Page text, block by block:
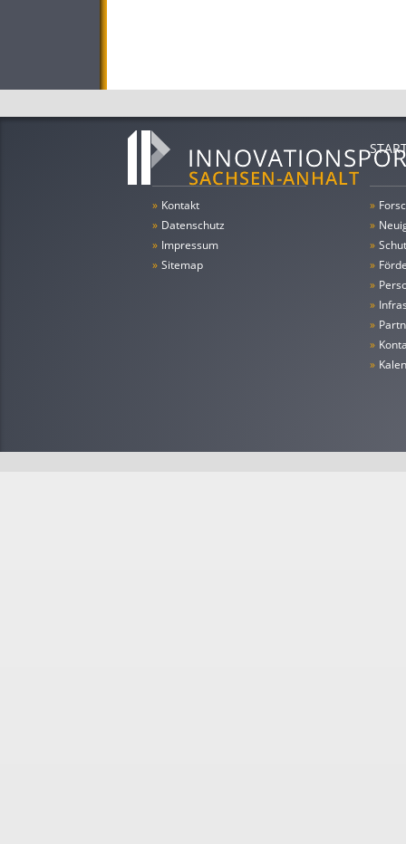
» Kontakt
» Datenschutz
» Impressum
» Sitemap
»
»
»
»
»
»
»
»
»